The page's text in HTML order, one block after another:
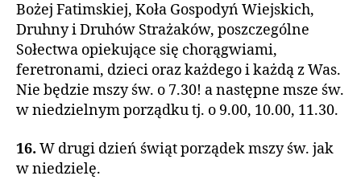
Bożej Fatimskiej, Koła Gospodyń Wiejskich,
Druhny i Druhów Strażaków, poszczególne
Sołectwa opiekujące się chorągwiami,
feretronami, dzieci oraz każdego i każdą z Was.
Nie będzie mszy św. o 7.30! a następne msze św.
w niedzielnym porządku tj. o 9.00, 10.00, 11.30.
16. W drugi dzień świąt porządek mszy św. jak
w niedzielę.